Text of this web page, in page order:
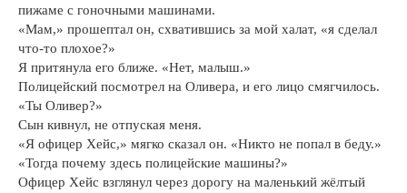
пижаме с гоночными машинами.
«Мам,» прошептал он, схватившись за мой халат, «я сделал
что-то плохое?»
Я притянула его ближе. «Нет, малыш.»
Полицейский посмотрел на Оливера, и его лицо смягчилось.
«Ты Оливер?»
Сын кивнул, не отпуская меня.
«Я офицер Хейс,» мягко сказал он. «Никто не попал в беду.»
«Тогда почему здесь полицейские машины?»
Офицер Хейс взглянул через дорогу на маленький жёлтый